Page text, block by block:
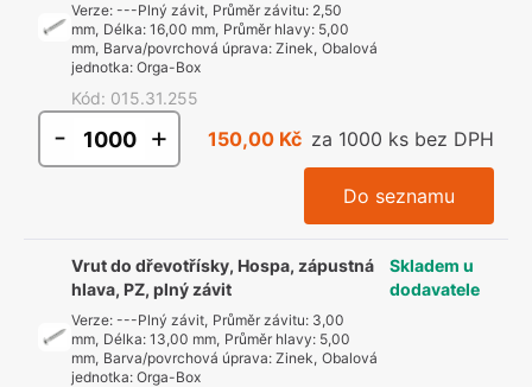
Verze: ---Plný závit, Průměr závitu: 2,50
mm, Délka: 16,00 mm, Průměr hlavy: 5,00
mm, Barva/povrchová úprava: Zinek, Obalová
jednotka: Orga-Box
Kód: 015.31.255
- + 150,00 Kč za 1000 ks bez DPH
Do seznamu
Vrut do dřevotřísky, Hospa, zápustná
hlava, PZ, plný závit
Verze: ---Plný závit, Průměr závitu: 3,00
mm, Délka: 13,00 mm, Průměr hlavy: 5,00
mm, Barva/povrchová úprava: Zinek, Obalová
jednotka: Orga-Box
Skladem u
dodavatele